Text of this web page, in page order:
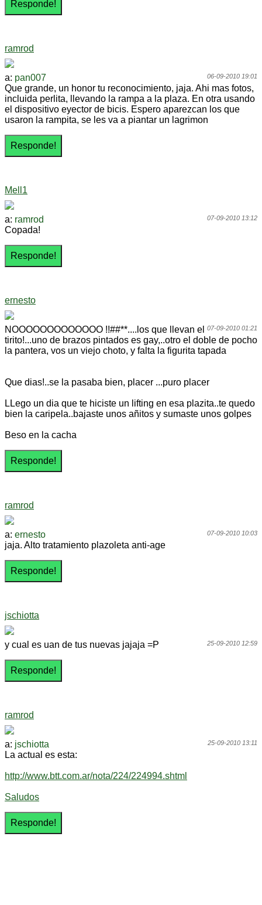
ramrod
06-09-2010 19:01
a: pan007
Que grande, un honor tu reconocimiento, jaja. Ahi mas fotos,
incluida perlita, llevando la rampa a la plaza. En otra usando
el dispositivo eyector de bicis. Espero aparezcan los que
usaron la rampita, se les va a piantar un lagrimon
Mell1
07-09-2010 13:12
a: ramrod
Copada!
ernesto
07-09-2010 01:21
NOOOOOOOOOOOOO !!##**....los que llevan el
tirito!...uno de brazos pintados es gay,..otro el doble de pocho
la pantera, vos un viejo choto, y falta la figurita tapada
Que dias!..se la pasaba bien, placer ...puro placer
LLego un dia que te hiciste un lifting en esa plazita..te quedo
bien la caripela..bajaste unos añitos y sumaste unos golpes
Beso en la cacha
ramrod
07-09-2010 10:03
a: ernesto
jaja. Alto tratamiento plazoleta anti-age
jschiotta
25-09-2010 12:59
y cual es uan de tus nuevas jajaja =P
ramrod
25-09-2010 13:11
a: jschiotta
La actual es esta:
http://www.btt.com.ar/nota/224/224994.shtml
Saludos